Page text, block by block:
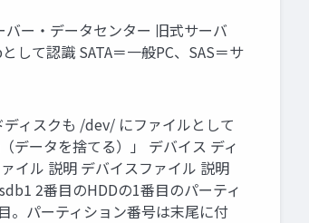
バー・データセンター 旧式サーバ
して認識 SATA＝一般PC、SAS＝サ
ィスクも /dev/ にファイルとして
ータを捨てる）」 デバイス ディ
イル 説明 デバイスファイル 説明
2番目のHDDの1番目のパーティ
パーティション番号は末尾に付